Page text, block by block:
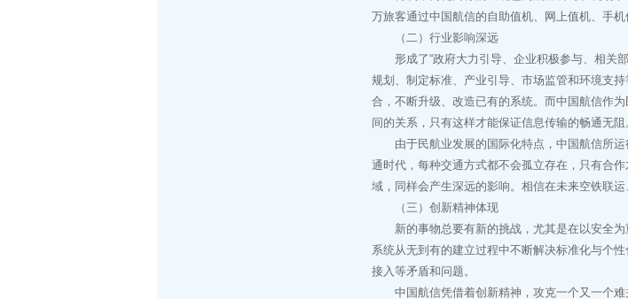
万旅客通过中国航信的自助值机、网上值机、手
（二）行业影响深远
形成了“政府大力引导、企业积极参与、相关部
规划、制定标准、产业引导、市场监管和环境支
合，不断升级、改造已有的系统。而中国航信作
间的关系，只有这样才能保证信息传输的畅通无阻
由于民航业发展的国际化特点，中国航信所运
通时代，每种交通方式都不会孤立存在，只有合
域，同样会产生深远的影响。相信在未来空铁联
（三）创新精神体现
新的事物总要有新的挑战，尤其是在以安全为
系统从无到有的建立过程中不断解决标准化与个
接入等矛盾和问题。
中国航信凭借着创新精神，攻克一个又一个难